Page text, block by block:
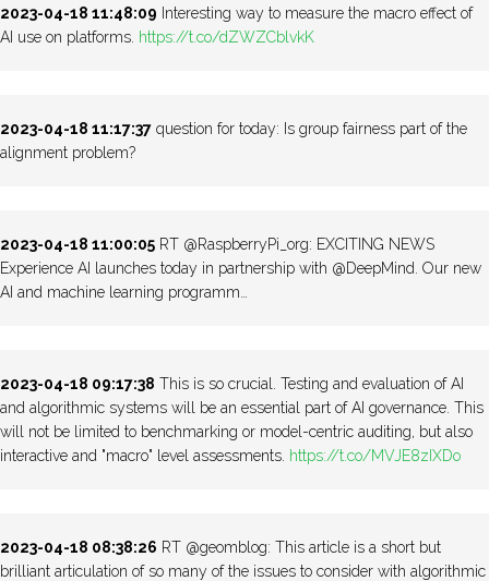
2023-04-18 11:48:09 Interesting way to measure the macro effect of
AI use on platforms. https://t.co/dZWZCblvkK
2023-04-18 11:17:37 question for today: Is group fairness part of the
alignment problem?
2023-04-18 11:00:05 RT @RaspberryPi_org: EXCITING NEWS
Experience AI launches today in partnership with @DeepMind. Our new
AI and machine learning programm…
2023-04-18 09:17:38 This is so crucial. Testing and evaluation of AI
and algorithmic systems will be an essential part of AI governance. This
will not be limited to benchmarking or model-centric auditing, but also
interactive and "macro" level assessments. https://t.co/MVJE8zIXDo
2023-04-18 08:38:26 RT @geomblog: This article is a short but
brilliant articulation of so many of the issues to consider with algorithmic